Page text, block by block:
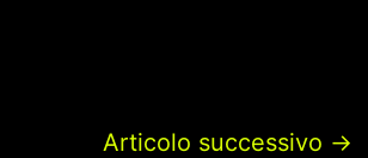
Articolo successivo →